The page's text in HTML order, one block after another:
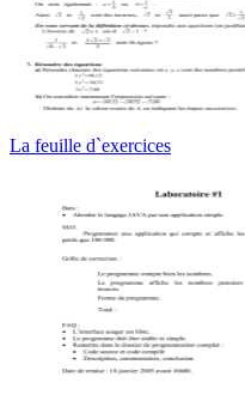
La feuille d`exercices